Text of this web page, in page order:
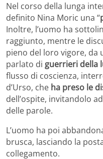
Nel corso della lunga
definito Nina Moric una “
Inoltre, l’uomo ha
raggiunto, mentre le
pieno del loro vigore, da
parlato di guerrieri della
flusso di coscienza,
d’Urso, che ha preso le
dell’ospite, invitandolo
delle parole.
L’uomo ha poi
brusca, lasciando la
collegamento.